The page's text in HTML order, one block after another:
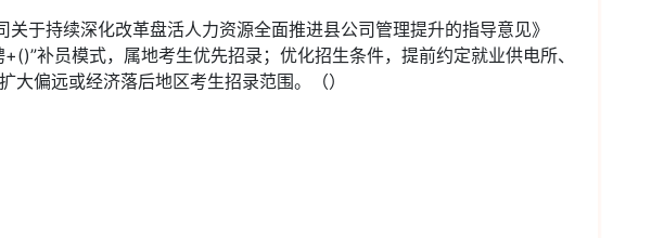
关于持续深化改革盘活人力资源全面推进县公司管理提升的指导意见》
补员模式，属地考生优先招录；优化招生条件，提前约定就业供电所、
大偏远或经济落后地区考生招录范围。（）